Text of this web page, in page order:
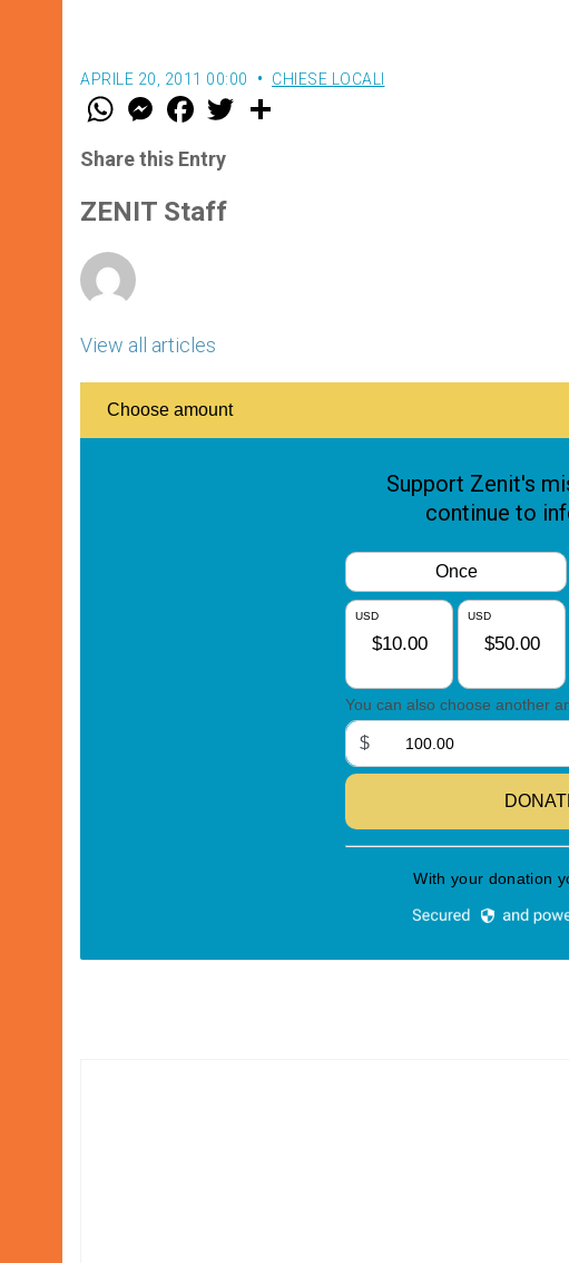
APRILE 20, 2011 00:00 CHIESE LOCALI
W
t
s
p
p
M
e
s
e
g
e
F
a
e
b
o
k
w
Share this Entry
ZENIT Staff
View all articles